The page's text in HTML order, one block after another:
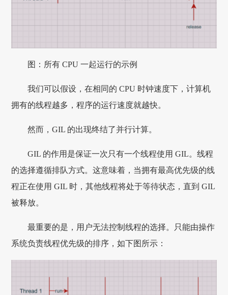
图：所有 CPU 一起运行的示例
我们可以假设，在相同的 CPU 时钟速度下，计算机
拥有的线程越多，程序的运行速度就越快。
然而，GIL 的出现终结了并行计算。
GIL 的作用是保证一次只有一个线程使用 GIL。线程
的选择遵循排队方式。这意味着，当拥有最高优先级的线
程正在使用 GIL 时，其他线程将处于等待状态，直到 GIL
被释放。
最重要的是，用户无法控制线程的选择。只能由操作
系统负责线程优先级的排序，如下图所示：